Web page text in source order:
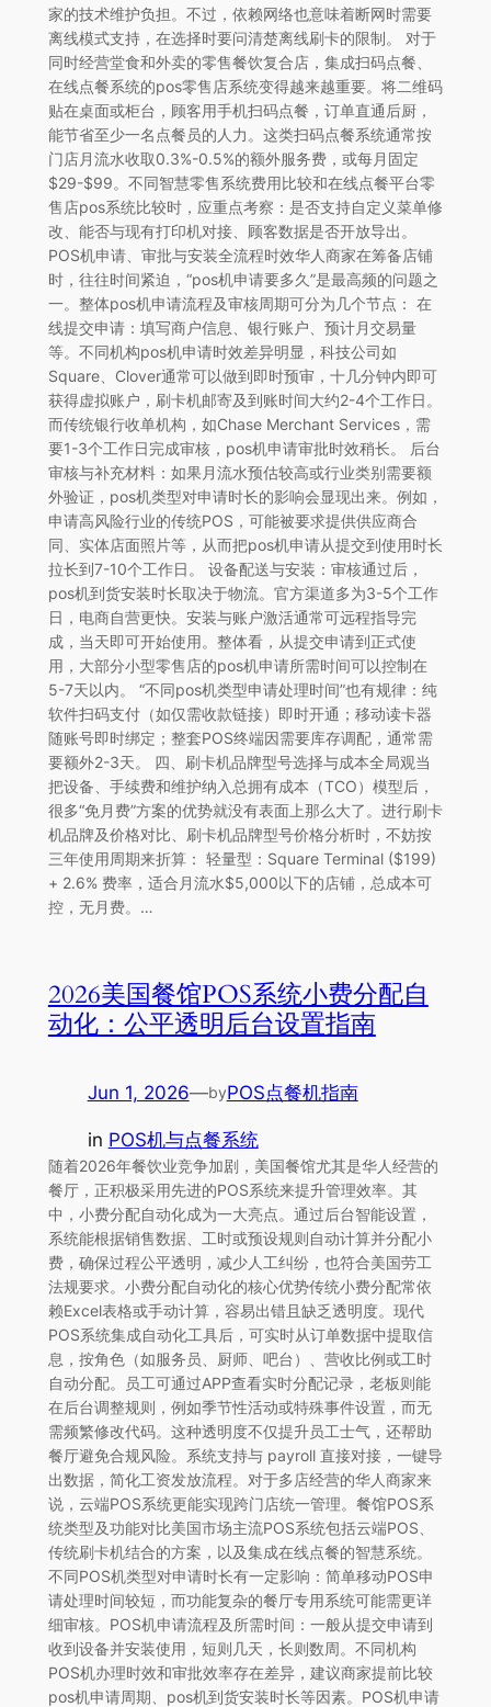
家的技术维护负担。不过，依赖网络也意味着断网时需要
离线模式支持，在选择时要问清楚离线刷卡的限制。 对于
同时经营堂食和外卖的零售餐饮复合店，集成扫码点餐、
在线点餐系统的pos零售店系统变得越来越重要。将二维码
贴在桌面或柜台，顾客用手机扫码点餐，订单直通后厨，
能节省至少一名点餐员的人力。这类扫码点餐系统通常按
门店月流水收取0.3%-0.5%的额外服务费，或每月固定
$29-$99。不同智慧零售系统费用比较和在线点餐平台零
售店pos系统比较时，应重点考察：是否支持自定义菜单修
改、能否与现有打印机对接、顾客数据是否开放导出。
POS机申请、审批与安装全流程时效华人商家在筹备店铺
时，往往时间紧迫，“pos机申请要多久”是最高频的问题之
一。整体pos机申请流程及审核周期可分为几个节点： 在
线提交申请：填写商户信息、银行账户、预计月交易量
等。不同机构pos机申请时效差异明显，科技公司如
Square、Clover通常可以做到即时预审，十几分钟内即可
获得虚拟账户，刷卡机邮寄及到账时间大约2-4个工作日。
而传统银行收单机构，如Chase Merchant Services，需
要1-3个工作日完成审核，pos机申请审批时效稍长。 后台
审核与补充材料：如果月流水预估较高或行业类别需要额
外验证，pos机类型对申请时长的影响会显现出来。例如，
申请高风险行业的传统POS，可能被要求提供供应商合
同、实体店面照片等，从而把pos机申请从提交到使用时长
拉长到7-10个工作日。 设备配送与安装：审核通过后，
pos机到货安装时长取决于物流。官方渠道多为3-5个工作
日，电商自营更快。安装与账户激活通常可远程指导完
成，当天即可开始使用。整体看，从提交申请到正式使
用，大部分小型零售店的pos机申请所需时间可以控制在
5-7天以内。 “不同pos机类型申请处理时间”也有规律：纯
软件扫码支付（如仅需收款链接）即时开通；移动读卡器
随账号即时绑定；整套POS终端因需要库存调配，通常需
要额外2-3天。 四、刷卡机品牌型号选择与成本全局观当
把设备、手续费和维护纳入总拥有成本（TCO）模型后，
很多“免月费”方案的优势就没有表面上那么大了。进行刷卡
机品牌及价格对比、刷卡机品牌型号价格分析时，不妨按
三年使用周期来折算： 轻量型：Square Terminal ($199)
+ 2.6% 费率，适合月流水$5,000以下的店铺，总成本可
控，无月费。…
2026美国餐馆POS系统小费分配自
动化：公平透明后台设置指南
Jun 1, 2026—byPOS点餐机指南
in POS机与点餐系统
随着2026年餐饮业竞争加剧，美国餐馆尤其是华人经营的
餐厅，正积极采用先进的POS系统来提升管理效率。其
中，小费分配自动化成为一大亮点。通过后台智能设置，
系统能根据销售数据、工时或预设规则自动计算并分配小
费，确保过程公平透明，减少人工纠纷，也符合美国劳工
法规要求。小费分配自动化的核心优势传统小费分配常依
赖Excel表格或手动计算，容易出错且缺乏透明度。现代
POS系统集成自动化工具后，可实时从订单数据中提取信
息，按角色（如服务员、厨师、吧台）、营收比例或工时
自动分配。员工可通过APP查看实时分配记录，老板则能
在后台调整规则，例如季节性活动或特殊事件设置，而无
需频繁修改代码。这种透明度不仅提升员工士气，还帮助
餐厅避免合规风险。系统支持与 payroll 直接对接，一键导
出数据，简化工资发放流程。对于多店经营的华人商家来
说，云端POS系统更能实现跨门店统一管理。餐馆POS系
统类型及功能对比美国市场主流POS系统包括云端POS、
传统刷卡机结合的方案，以及集成在线点餐的智慧系统。
不同POS机类型对申请时长有一定影响：简单移动POS申
请处理时间较短，而功能复杂的餐厅专用系统可能需更详
细审核。POS机申请流程及所需时间：一般从提交申请到
收到设备并安装使用，短则几天，长则数周。不同机构
POS机办理时效和审批效率存在差异，建议商家提前比较
pos机申请周期、pos机到货安装时长等因素。POS机申请